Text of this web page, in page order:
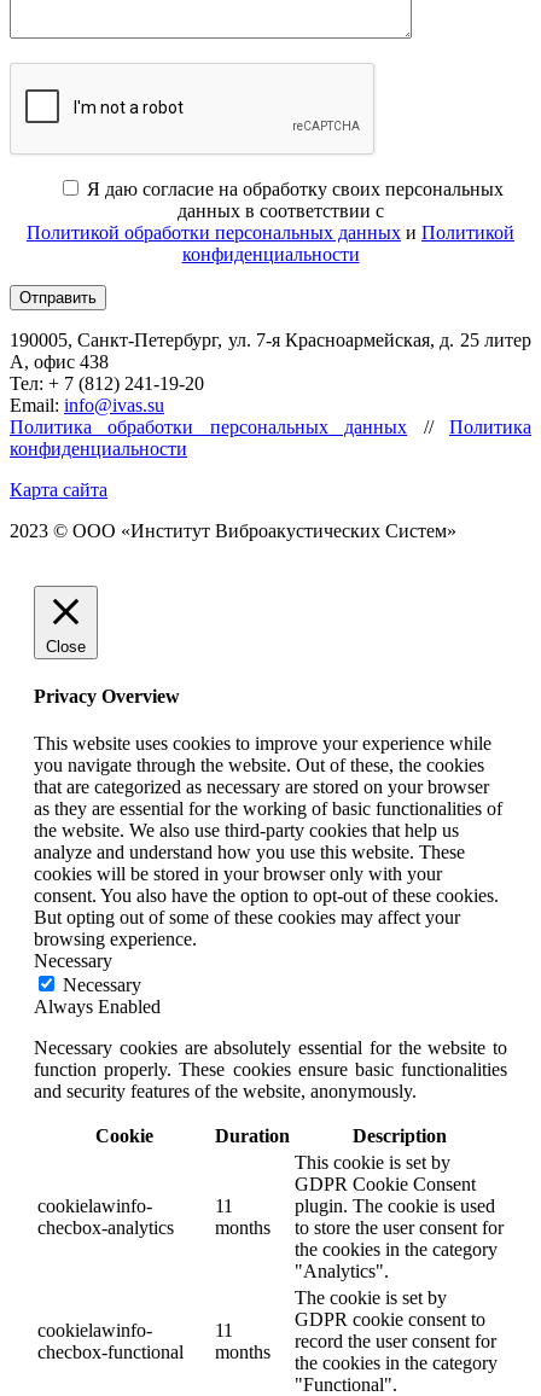
Я даю согласие на обработку своих персональных
данных в соответствии с
Политикой обработки персональных данных и Политикой
конфиденциальности
190005, Санкт-Петербург, ул. 7-я Красноармейская, д. 25 литер
А, офис 438
Тел: + 7 (812) 241-19-20
Email: info@ivas.su
Политика обработки персональных данных //Политика
конфиденциальности
Карта сайта
2023 © ООО «Институт Виброакустических Систем»
Close
Privacy Overview
This website uses cookies to improve your experience while
you navigate through the website. Out of these, the cookies
that are categorized as necessary are stored on your browser
as they are essential for the working of basic functionalities of
the website. We also use third-party cookies that help us
analyze and understand how you use this website. These
cookies will be stored in your browser only with your
consent. You also have the option to opt-out of these cookies.
But opting out of some of these cookies may affect your
browsing experience.
Necessary
Necessary
Always Enabled
Necessary cookies are absolutely essential for the website to
function properly. These cookies ensure basic functionalities
and security features of the website, anonymously.
Cookie Duration Description
cookielawinfo-
checbox-analytics
11
months
This cookie is set by
GDPR Cookie Consent
plugin. The cookie is used
to store the user consent for
the cookies in the category
"Analytics".
cookielawinfo-
checbox-functional
11
months
The cookie is set by
GDPR cookie consent to
record the user consent for
the cookies in the category
"Functional".